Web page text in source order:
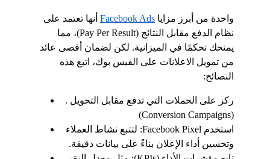
واحدة من أبرز مزايا Facebook Ads أنها تعتمد على
نظام الدفع مقابل النتائج (Pay Per Result)، مما
يمنحك تحكمًا في الميزانية. لكن لضمان أقصى عائد
من تمويل الاعلانات على الفيس بوك، اتبع هذه
النصائح:
ركز على الحملات التي تدفع مقابل التحويل .
(Conversion Campaigns)
استخدم Facebook Pixel: لتتبع نشاط العملاء
وتحسين أداء الإعلان بناءً على بيانات دقيقة.